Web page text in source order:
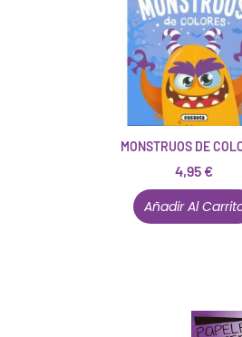
MONSTRUOS DE
4,95 €
Añadir Al